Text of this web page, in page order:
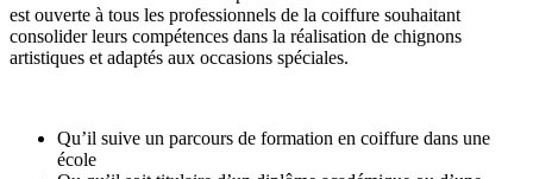
est ouverte à tous les professionnels de la coiffure souhaitant
consolider leurs compétences dans la réalisation de chignons
artistiques et adaptés aux occasions spéciales.
Qu’il suive un parcours de formation en coiffure dans une
école